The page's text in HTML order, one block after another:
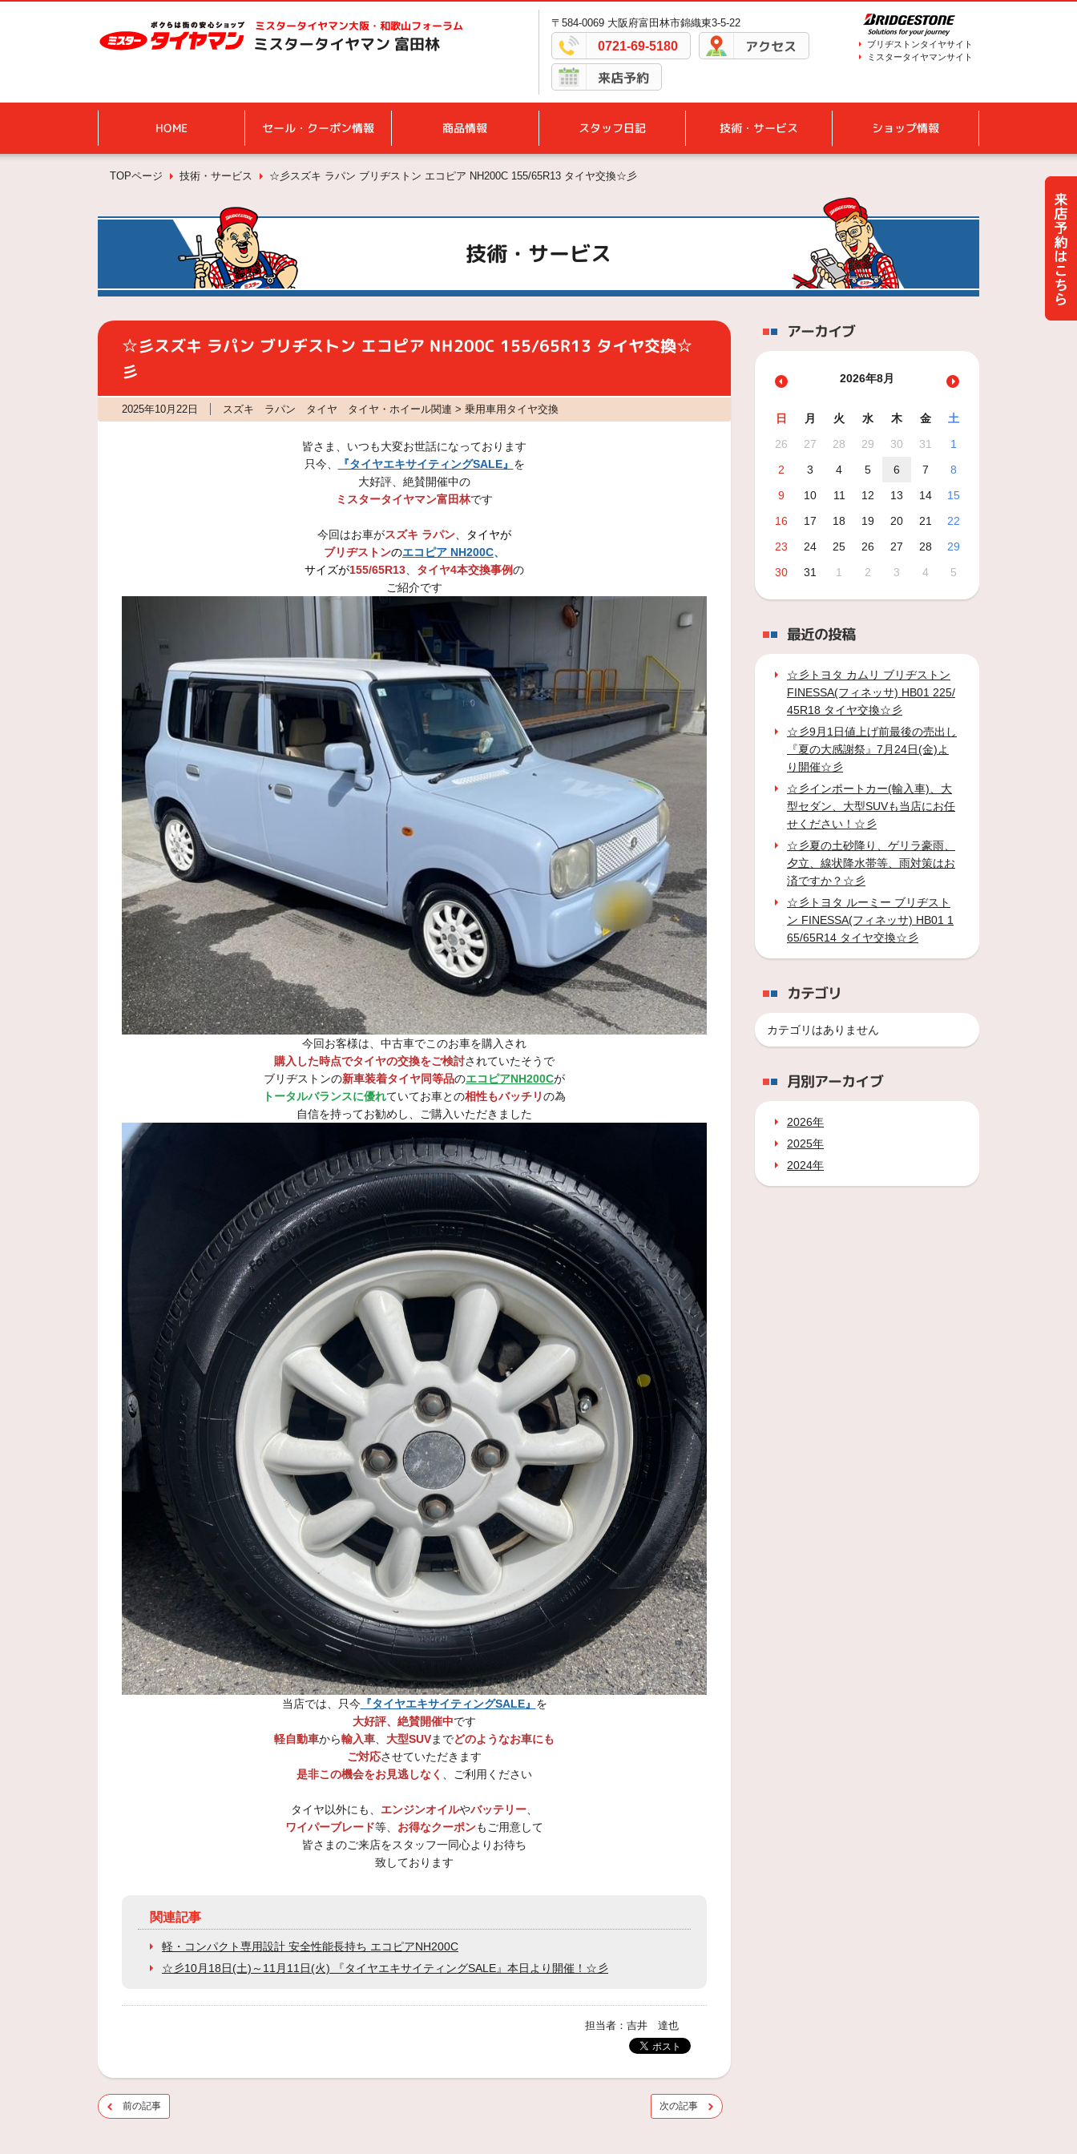
ミスタータイヤマン大阪・和歌山フォーラム
ミスタータイヤマン 富田林
〒584-0069 大阪府富田林市錦織東3-5-22
0721-69-5180 アクセス
来店予約
ブリヂストンタイヤサイト
ミスタータイヤマンサイト
HOME セール・クーポン情報 商品情報 スタッフ日記 技術・サービス ショップ情報
TOPページ 技術・サービス ☆彡スズキ ラパン ブリヂストン エコピア NH200C 155/65R13 タイヤ交換☆彡
技術・サービス
☆彡スズキ ラパン ブリヂストン エコピア NH200C 155/65R13 タイヤ交換☆
彡
2025年10月22日 スズキ ラパン タイヤ タイヤ・ホイール関連 > 乗用車用タイヤ交換
皆さま、いつも大変お世話になっております
只今、
『タイヤエキサイティングSALE』 を
大好評、絶賛開催中の
ミスタータイヤマン富田林です
今回はお車がスズキ ラパン 、タイヤが
ブリヂストンのエコピア NH200C、
サイズが155/65R13 タイヤ4本交換事例の
ご紹介です
今回お客様は、中古車でこのお車を購入され
購入した時点でタイヤの交換をご検討されていたそうで
ブリヂストンの新車装着タイヤ同等品のエコピアNH200Cが
トータルバランスに優れていてお車との相性もバッチリの為
自信を持ってお勧めし、ご購入いただきました
当店では、只今 『タイヤエキサイティングSALE』 を
大好評、絶賛開催中です
軽自動車から輸入車 大型SUVまでどのようなお車にも
ご対応させていただきます
是非この機会をお見逃しなく
、ご利用ください
タイヤ以外にも、 エンジンオイルやバッテリー
ワイパーブレード等、 お得なクーポンもご用意して
皆さまのご来店をスタッフ一同心よりお待ち
致しております
関連記事
軽・コンパクト専用設計 安全性能長持ち エコピアNH200C
☆彡10月18日(土)～11月11日(火) 『タイヤエキサイティングSALE』本日より開催！☆彡
担当者：吉井 達也
前の記事 次の記事
アーカイブ
2026年8月
日 月 火 水 木 金
土
26
27 28 29 30 31
1
2
3 4 5 6 7
8
9
10 11 12 13 14
15
16
17 18 19 20 21
22
23
24 25 26 27 28
29
30
31 1 2 3 4 5
最近の投稿
☆彡トヨタ カムリ ブリヂストン
FINESSA(フィネッサ) HB01 225/
45R18 タイヤ交換☆彡
☆彡9月1日値上げ前最後の売出し
『夏の大感謝祭』7月24日(金)よ
り開催☆彡
☆彡インポートカー(輸入車)、大
型セダン、大型SUVも当店にお任
せください！☆彡
☆彡夏の土砂降り、ゲリラ豪雨、
夕立、線状降水帯等、雨対策はお
済ですか？☆彡
☆彡トヨタ ルーミー ブリヂスト
ン FINESSA(フィネッサ) HB01 1
65/65R14 タイヤ交換☆彡
カテゴリ
カテゴリはありません
月別アーカイブ
2026年
2025年
2024年